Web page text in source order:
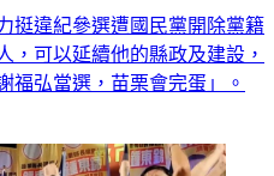
挺違紀參選遭國民黨開除黨籍
，可以延續他的縣政及建設，
福弘當選，苗栗會完蛋」。